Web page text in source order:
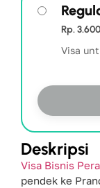
Rp.
Visa
Deskripsi
Visa Bisnis
pendek ke